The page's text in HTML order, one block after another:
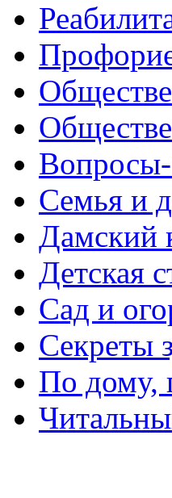
Семья и
Дамский
Детская
Сад и
Секреты
По дому,